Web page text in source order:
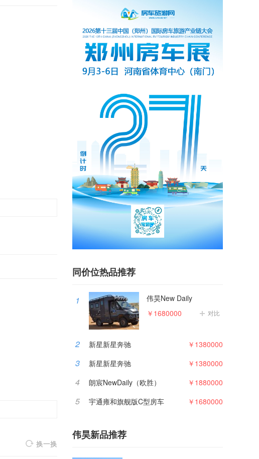
换一换
同价位热品推荐
1 伟昊New Daily
对比
￥1680000
2 新星新星奔驰 ￥1380000
3 新星新星奔驰 ￥1380000
4 朗宸NewDaily（欧胜） ￥1880000
5 宇通雍和旗舰版C型房车 ￥1680000
伟昊新品推荐